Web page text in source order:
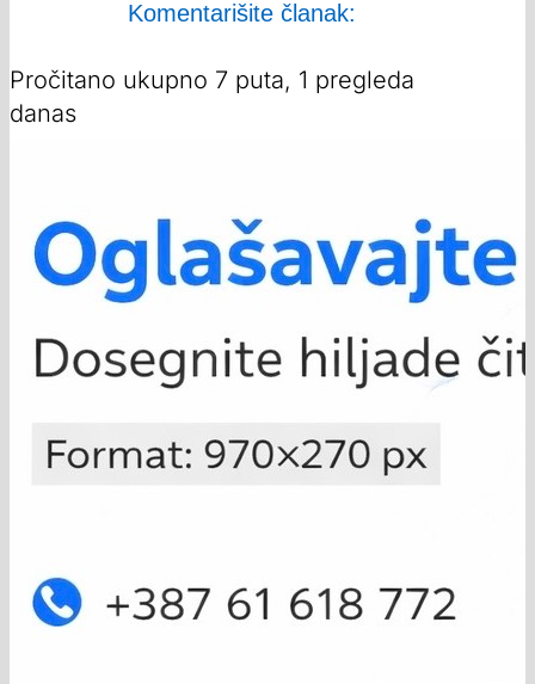
Komentarišite članak:
Pročitano ukupno 7 puta, 1 pregleda
danas